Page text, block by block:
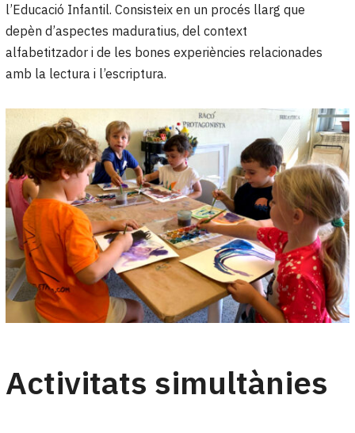
l’Educació Infantil. Consisteix en un procés llarg que
depèn d’aspectes maduratius, del context
alfabetitzador i de les bones experiències relacionades
amb la lectura i l’escriptura.
Activitats simultànies